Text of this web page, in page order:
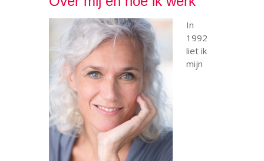
In
1992
liet ik
mijn